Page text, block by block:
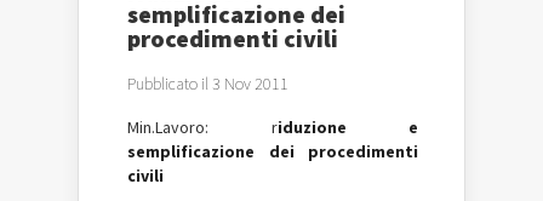
semplificazione dei
procedimenti civili
Pubblicato il 3 Nov 2011
Min.Lavoro: riduzione e
semplificazione dei procedimenti
civili